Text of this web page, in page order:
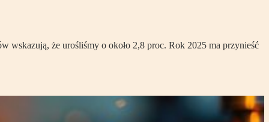
wskazują, że urośliśmy o około 2,8 proc. Rok 2025 ma przynieść